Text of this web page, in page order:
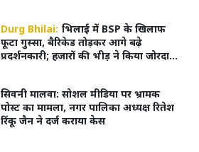
Durg Bhilai: भिलाई में BSP के खिलाफ
फूटा गुस्सा, बैरिकेड तोड़कर आगे बढ़े
प्रदर्शनकारी; हजारों की भीड़ ने किया जोरदार
सिवनी मालवा: सोशल मीडिया पर भ्रामक
पोस्ट का मामला, नगर पालिका अध्यक्ष रितेश
रिंकू जैन ने दर्ज कराया केस